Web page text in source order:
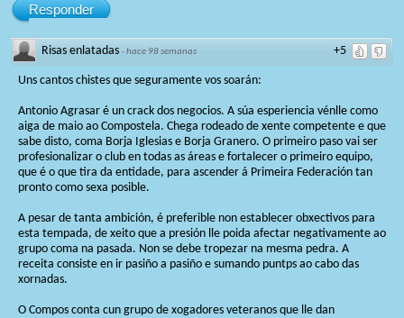
Responder
+5
Risas enlatadas ·hace 98 semanas
Uns cantos chistes que seguramente vos soarán:
Antonio Agrasar é un crack dos negocios. A súa esperiencia vénlle como
aiga de maio ao Compostela. Chega rodeado de xente competente e que
sabe disto, coma Borja Iglesias e Borja Granero. O primeiro paso vai ser
profesionalizar o club en todas as áreas e fortalecer o primeiro equipo,
que é o que tira da entidade, para ascender á Primeira Federación tan
pronto como sexa posible.
A pesar de tanta ambición, é preferible non establecer obxectivos para
esta tempada, de xeito que a presión lle poida afectar negativamente ao
grupo coma na pasada. Non se debe tropezar na mesma pedra. A
receita consiste en ir pasiño a pasiño e sumando puntps ao cabo das
xornadas.
O Compos conta cun grupo de xogadores veteranos que lle dan